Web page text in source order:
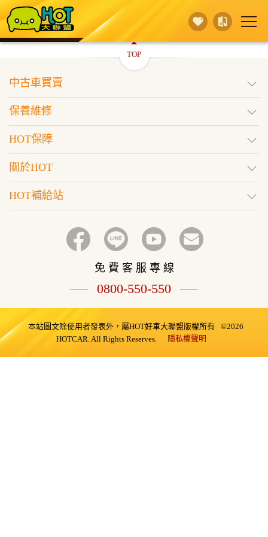
賣 車
行銷活動 據點查詢 HOT保障
TOP
中古車買賣
保養維修
HOT保障
關於HOT
HOT補給站
免 費 客 服 專 線
0800-550-550
本站圖文除使用者發表外，屬HOT好車大聯盟版權所有
©2026
HOTCAR. All Rights Reserves.
隱私權聲明